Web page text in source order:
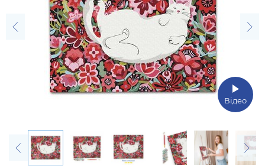
Відео